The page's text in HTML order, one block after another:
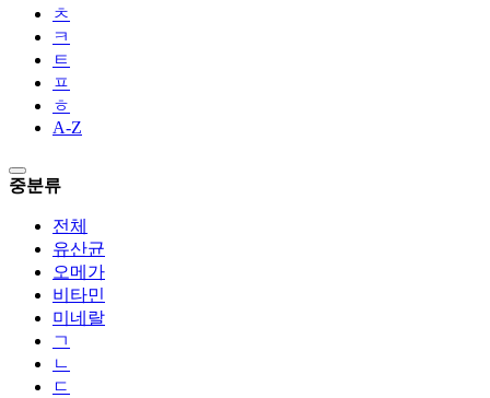
ㅊ
ㅋ
ㅌ
ㅍ
ㅎ
A-Z
중분류
전체
유산균
오메가
비타민
미네랄
ㄱ
ㄴ
ㄷ